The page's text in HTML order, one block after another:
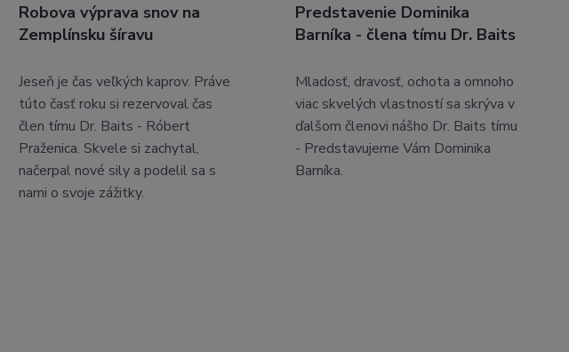
Robova výprava snov na
Zemplínsku šíravu
Jeseň je čas veľkých kaprov. Práve
túto časť roku si rezervoval čas
člen tímu Dr. Baits - Róbert
Praženica. Skvele si zachytal,
načerpal nové sily a podelil sa s
nami o svoje zážitky.
Predstavenie Dominika
Barníka - člena tímu Dr. Baits
Mladosť, dravosť, ochota a omnoho
viac skvelých vlastností sa skrýva v
ďalšom členovi nášho Dr. Baits tímu
- Predstavujeme Vám Dominika
Barníka.